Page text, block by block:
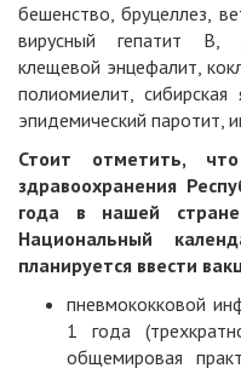
бешенство, бруцеллез,
вирусный гепатит В,
клещевой энцефалит,
полиомиелит, сибирская
эпидемический паротит,
Стоит отметить,
здравоохранения
года в нашей
Национальный
планируется ввести
пневмококковой
1 года
общемировая